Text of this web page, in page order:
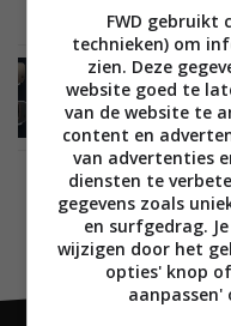
NIEUWS BEELD
BenQ
de TK860i
FWD gebruikt
technieken) om
zien. Deze
website goed te
van de website te
content en
van advertenties
diensten te
gegevens zoals
en surfgedrag.
wijzigen door het
opties' knop
aanpassen'